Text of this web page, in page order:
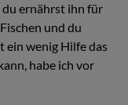
du ernährst ihn für
und du
ein wenig Hilfe das
habe ich vor